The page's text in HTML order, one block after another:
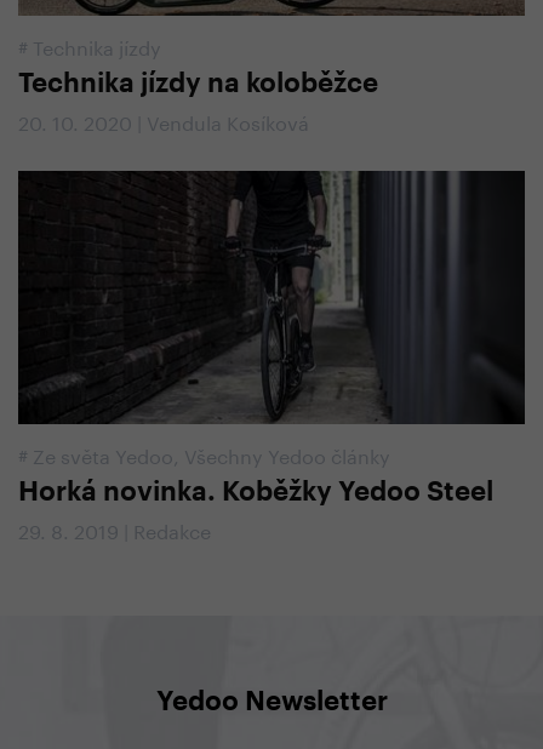
# Technika jízdy
Technika jízdy na koloběžce
20. 10. 2020 | Vendula Kosíková
# Ze světa Yedoo Všechny Yedoo články
Horká novinka. Koběžky Yedoo Steel
29. 8. 2019 | Redakce
Yedoo Newsletter